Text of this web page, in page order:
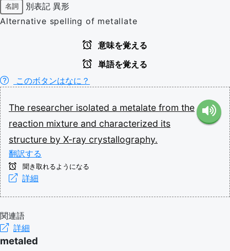
名詞 別表記 異形
Alternative spelling of metallate
意味を覚える
単語を覚える
このボタンはなに？
The researcher isolated a metalate from the
reaction mixture and characterized its
structure by X-ray crystallography.
翻訳する
聞き取れるようになる
詳細
関連語
詳細
metaled